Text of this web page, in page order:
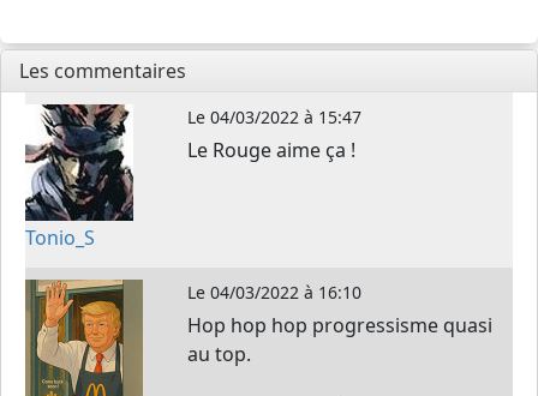
Les commentaires
Tonio_S
Le04/03/2022 à 15:47
Le Rouge aime ça !
Le04/03/2022 à 16:10
Hop hop hop progressisme quasi
au top.